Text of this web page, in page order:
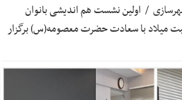
/ اولین نشست هم اندیشی بانوان
میلاد با سعادت حضرت معصومه(س) برگزار